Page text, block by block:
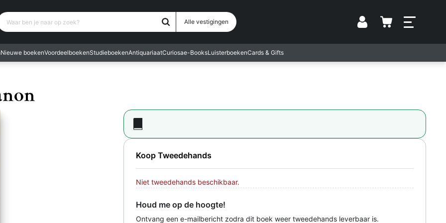
Alle vestigingen Vestiging
ben je naar op zoek?
Nieuwe boekenVoordeelboekenStudieboekenAntiquariaatCuriosae-BooksLuisterboekenCards & Gifts
Koop Tweedehands
Niet tweedehands beschikbaar.
Houd me op de hoogte!
Ontvang een e-mailbericht zodra dit boek weer tweedehands leverbaar is.